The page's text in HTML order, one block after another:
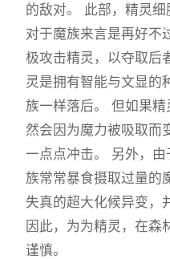
的敌对。 此部，精灵
对于魔族来言是再好不
极攻击精灵，以夺取后
灵是拥有智能与文显的
族一样落后。 但如果
然会因为魔力被吸取而
一点点冲击。 另外，
族常常暴食摄取过量的
失真的超大化候异变，
因此，为为精灵，在森
谨慎。